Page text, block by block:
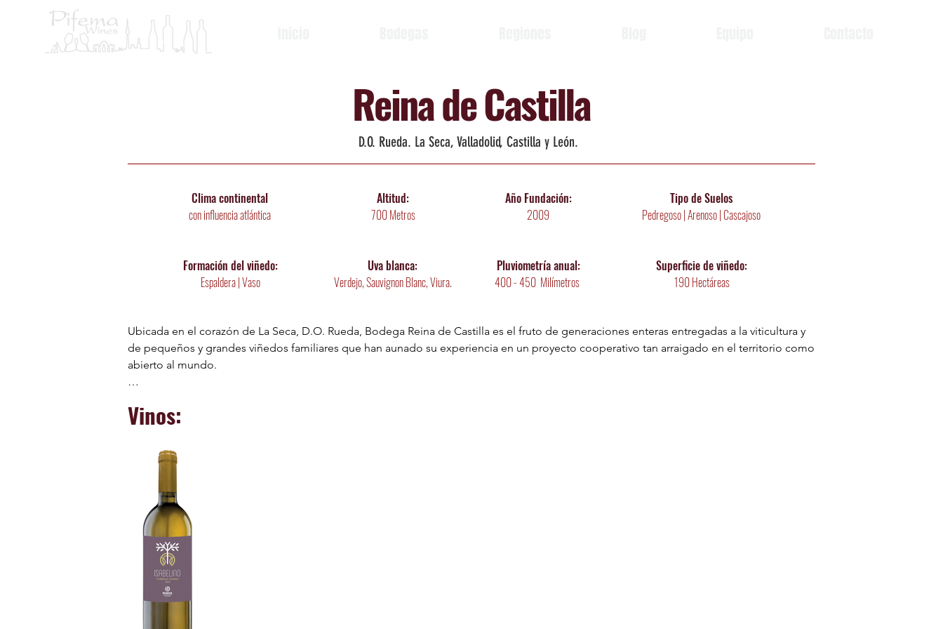
Reina de Castilla
D.O. Rueda. La Seca, Valladolid, Castilla y León.
Clima continental
con influencia atlántica
Formación del viñedo:
Espaldera | Vaso
Altitud:
700 Metros
Uva blanca:
Verdejo, Sauvignon Blanc, Viura.
Año Fundación:
2009
Pluviometríaanual:
400 - 450 Milímetros
Tipo de Suelos
Pedregoso | Arenoso | Cascajoso
Superficie de viñedo:
190 Hectáreas
Ubicada en el corazón de La Seca, D.O. Rueda, Bodega Reina de Castilla es el fruto de generaciones enteras entregadas a la viticultura y
de pequeños y grandes viñedos familiares que han aunado su experiencia en un proyecto cooperativo tan arraigado en el territorio como
abierto al mundo.
de Castilla), cuyo espíritu emprendedor inspira cada día la labor de quienes la integran. Ese mismo espíritu es el que ha llevado a la
avanzadas de vinificación, logrando vinos que trascienden fronteras sin perder un ápice de su identidad local.
La filosofía de Bodega Reina de Castilla descansa sobre tres pilares: el respeto por la tierra, la sostenibilidad y el compromiso
inquebrantable con la calidad. Desde la selección de las uvas hasta el embotellado, cada etapa del proceso se afronta con precisión y
pasión, con el objetivo de que cada botella cuente una historia propia y refleje la herencia de un territorio que lleva siglos ligado a la vid.
Especializada en vinos blancos de la D.O. Rueda, elabora sus referencias a partir de variedades como Verdejo, Sauvignon Blanc y Viura,
consiguiendo vinos de aromas intensos, frescura característica y sabores equilibrados que han cosechado reconocimiento tanto en el
mercado nacional como en el internacional.
Vinos: